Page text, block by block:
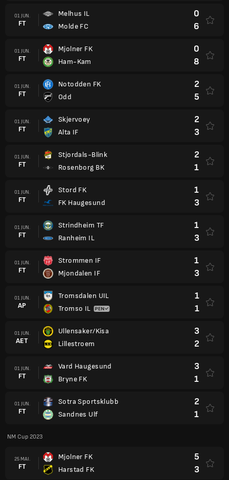
01 JUN.
FT
Melhus IL
Molde FC
0
6
01 JUN.
FT
Mjolner FK
Ham-Kam
0
8
01 JUN.
FT
Notodden FK
Odd
2
5
01 JUN.
FT
Skjervoey
Alta IF
2
3
01 JUN.
FT
Stjordals-Blink
Rosenborg BK
2
1
01 JUN.
FT
Stord FK
FK Haugesund
1
3
01 JUN.
FT
Strindheim TF
Ranheim IL
1
3
01 JUN.
FT
Strommen IF
Mjondalen IF
1
3
01 JUN.
AP
Tromsdalen UIL
Tromso IL
1
1
01 JUN.
AET
Ullensaker/Kisa
Lillestroem
3
2
01 JUN.
FT
Vard Haugesund
Bryne FK
3
1
01 JUN.
FT
Sotra Sportsklubb
Sandnes Ulf
2
1
NM Cup 2023
25 MAI.
FT
Mjolner FK
Harstad FK
5
3